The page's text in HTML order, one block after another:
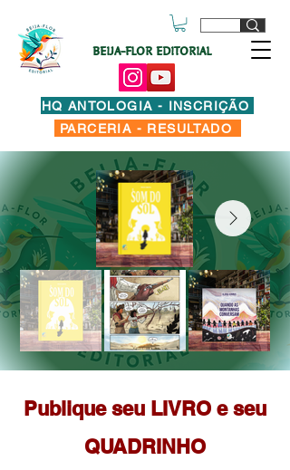
BEIJA-FLOR EDITORIAL
PARCERIA - RESULTADO
HQ ANTOLOGIA - INSCRIÇÃO
Publique seu LIVRO e seu
QUADRINHO